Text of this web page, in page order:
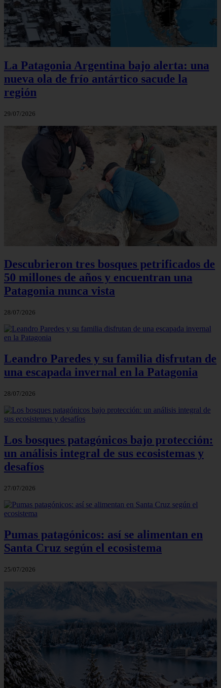
La Patagonia Argentina bajo alerta: una
nueva ola de frío antártico sacude la
región
29/07/2026
Descubrieron tres bosques petrificados de
50 millones de años y encuentran una
Patagonia nunca vista
28/07/2026
Leandro Paredes y su familia disfrutan de
una escapada invernal en la Patagonia
28/07/2026
Los bosques patagónicos bajo protección:
un análisis integral de sus ecosistemas y
desafíos
27/07/2026
Pumas patagónicos: así se alimentan en
Santa Cruz según el ecosistema
25/07/2026